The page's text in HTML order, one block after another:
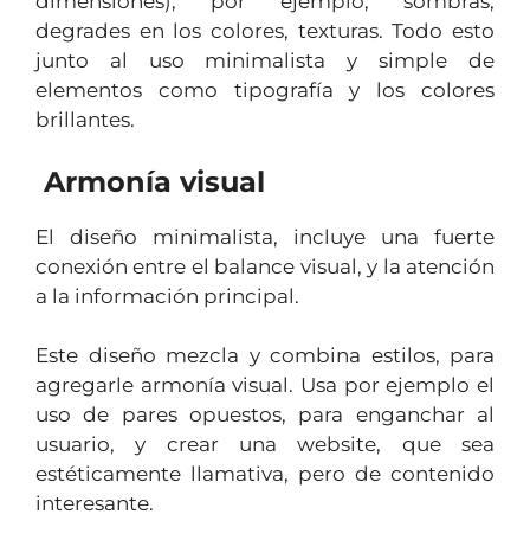
degrades en los colores, texturas. Todo esto
junto al uso minimalista y simple de
elementos como tipografía y los colores
brillantes.
Armonía visual
El diseño minimalista, incluye una fuerte
conexión entre el balance visual, y la atención
a la información principal.
Este diseño mezcla y combina estilos, para
agregarle armonía visual. Usa por ejemplo el
uso de pares opuestos, para enganchar al
usuario, y crear una website, que sea
estéticamente llamativa, pero de contenido
interesante.